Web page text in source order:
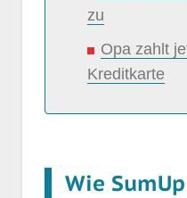
zu
Opa zahlt
Kreditkarte
Wie